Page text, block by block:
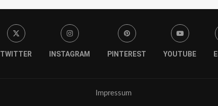
TWITTER INSTAGRAM PINTEREST YOUTUBE
Impressum